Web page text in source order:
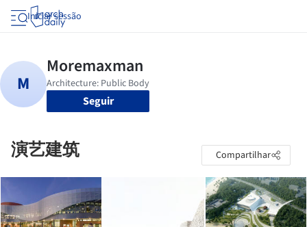
Iniciar sessão
Seguir
演艺建筑 Compartilhar